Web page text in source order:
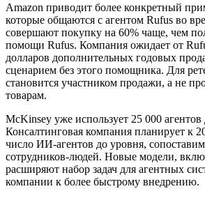
Amazon приводит более конкретный
которые общаются с агентом Rufus во
совершают покупку на 60% чаще, чем
помощи Rufus. Компания ожидает от
долларов дополнительных годовых
сценарием без этого помощника. Для
становится участником продажи, а не
товарам.
McKinsey уже использует 25 000 агентов
Консалтинговая компания планирует к
число ИИ-агентов до уровня,
сотрудников-людей. Новые модели,
расширяют набор задач для агентных
компании к более быстрому внедрению.